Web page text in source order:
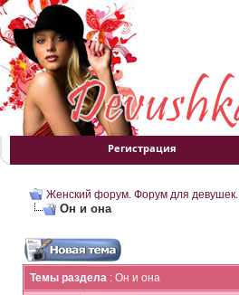
Регистрация
Женский форум. Форум для девушек.
Он и она
Темы раздела : Он и она